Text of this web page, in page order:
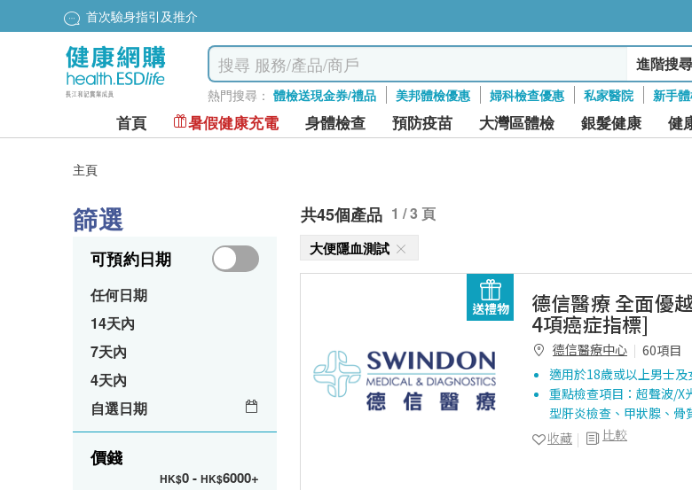
首次驗身指引及推介
進階搜尋
熱門搜尋： 體檢送現金券/禮品 美邦體檢優惠 婦科檢查優惠 私家醫院 新手
首頁 暑假健康充電 身體檢查 預防疫苗 大灣區體檢 銀髮健康 健
主頁
篩選
可預約日期
任何日期
14天內
7天內
4天內
自選日期
價錢
HK$0- HK$6000+
共45個產品 1 / 3 頁
大便隱血測試
送禮物 德信醫療 全面優
4項癌症指標]
德信醫療中心
60項目
適用於18歲或以上男士及
重點檢查項目：超聲波/X
型肝炎檢查、甲狀腺、骨
比較
收藏